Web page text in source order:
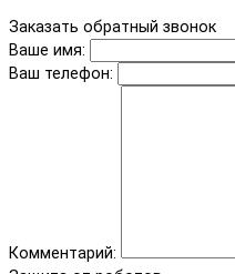
Заказать обратный звонок
Ваше имя:
Ваш телефон:
Комментарий: